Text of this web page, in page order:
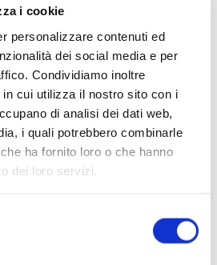
i cookie
personalizzare contenuti ed
dei social media e per
Condividiamo inoltre
cui utilizza il nostro sito con i
di analisi dei dati web,
i quali potrebbero combinarle
ha fornito loro o che hanno
dei loro servizi.